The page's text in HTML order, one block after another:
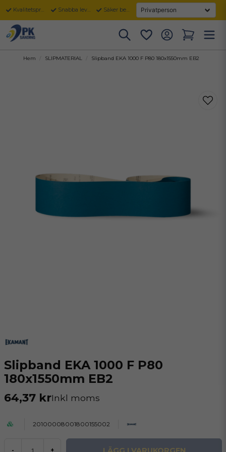
Kvalitetsprodukter Snabba leveranser Säker betalning
Hem SLIPMATERIAL Slipband EKA 1000 F P80 180x1550mm EB2
Slipband EKA 1000 F P80
180x1550mm EB2
64,37 krInkl moms
20100008001800155002
- +